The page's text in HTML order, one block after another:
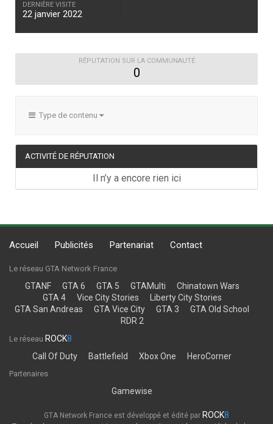
DERNIÈRE VISITE
22 janvier 2022
RÉPUTATION SUR LA COMMUNAUTÉ
0
Type de contenu
ACTIVITÉ DE RÉPUTATION
Il n’y a encore rien ici
Accueil Publicités Partenariat Contact
Le réseau GTA Network France
GTANF GTA 6 GTA 5 GTAMulti
Chinatown Wars
GTA 4
Vice City Stories
Liberty City Stories
GTA San Andreas
GTA Vice City GTA 3
GTA Old School
RDR 2
Le réseau ROCK8
Call Of Duty
Battlefield Xbox One HeroCorner
Partenaires
Gamewise
GTA Network France est développé et édité par ROCK8